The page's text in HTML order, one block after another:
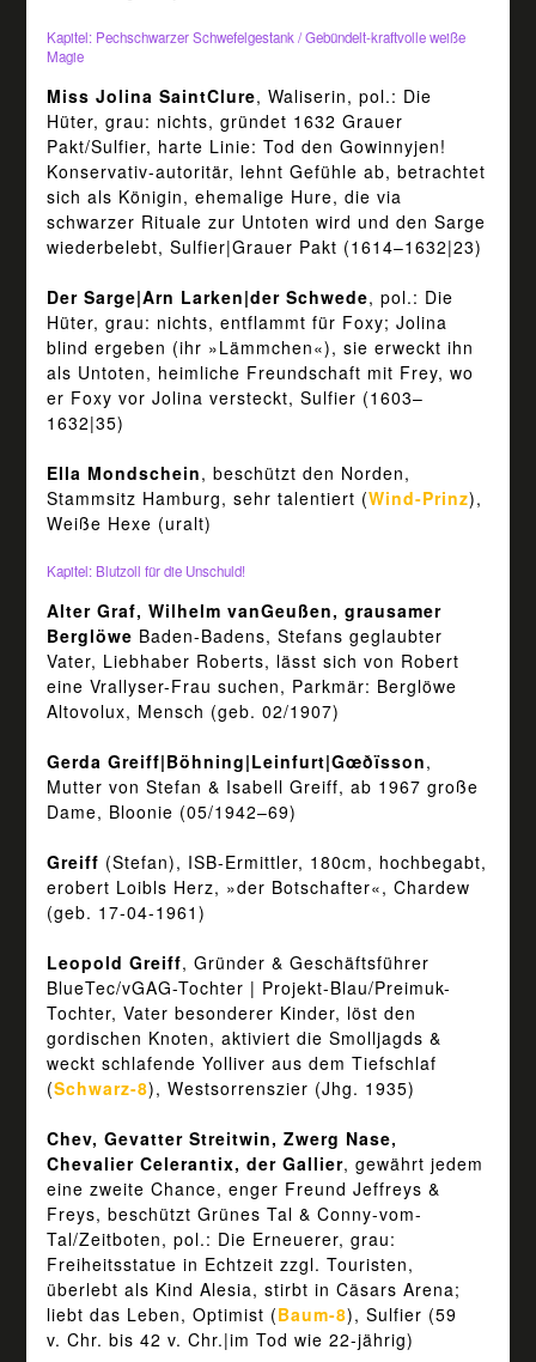
Kapitel: Pechschwarzer Schwefelgestank / Gebündelt-kraftvolle weiße
Magie
Miss Jolina SaintClure, Waliserin, pol.: Die
Hüter, grau: nichts, gründet 1632 Grauer
Pakt/Sulfier, harte Linie: Tod den Gowinnyjen!
Konservativ-autoritär, lehnt Gefühle ab, betrachtet
sich als Königin, ehemalige Hure, die via
schwarzer Rituale zur Untoten wird und den Sarge
wiederbelebt, Sulfier|Grauer Pakt (1614–1632|23)
Der Sarge|Arn Larken|der Schwede, pol.: Die
Hüter, grau: nichts, entflammt für Foxy; Jolina
blind ergeben (ihr »Lämmchen«), sie erweckt ihn
als Untoten, heimliche Freundschaft mit Frey, wo
er Foxy vor Jolina versteckt, Sulfier (1603–
1632|35)
Ella Mondschein, beschützt den Norden,
Stammsitz Hamburg, sehr talentiert (Wind-Prinz),
Weiße Hexe (uralt)
Kapitel: Blutzoll für die Unschuld!
Alter Graf, Wilhelm vanGeußen, grausamer
Berglöwe Baden-Badens, Stefans geglaubter
Vater, Liebhaber Roberts, lässt sich von Robert
eine Vrallyser-Frau suchen, Parkmär: Berglöwe
Altovolux, Mensch (geb. 02/1907)
Gerda Greiff|Böhning|Leinfurt|Gœðïsson,
Mutter von Stefan & Isabell Greiff, ab 1967 große
Dame, Bloonie (05/1942–69)
Greiff (Stefan), ISB-Ermittler, 180cm, hochbegabt,
erobert Loibls Herz, »der Botschafter«, Chardew
(geb. 17-04-1961)
Leopold Greiff, Gründer & Geschäftsführer
BlueTec/vGAG-Tochter | Projekt-Blau/Preimuk-
Tochter, Vater besonderer Kinder, löst den
gordischen Knoten, aktiviert die Smolljagds &
weckt schlafende Yolliver aus dem Tiefschlaf
(Schwarz-8), Westsorrenszier (Jhg. 1935)
Chev, Gevatter Streitwin, Zwerg Nase,
Chevalier Celerantix, der Gallier, gewährt jedem
eine zweite Chance, enger Freund Jeffreys &
Freys, beschützt Grünes Tal & Conny-vom-
Tal/Zeitboten, pol.: Die Erneuerer, grau:
Freiheitsstatue in Echtzeit zzgl. Touristen,
überlebt als Kind Alesia, stirbt in Cäsars Arena;
liebt das Leben, Optimist (Baum-8), Sulfier (59
v. Chr. bis 42 v. Chr.|im Tod wie 22-jährig)